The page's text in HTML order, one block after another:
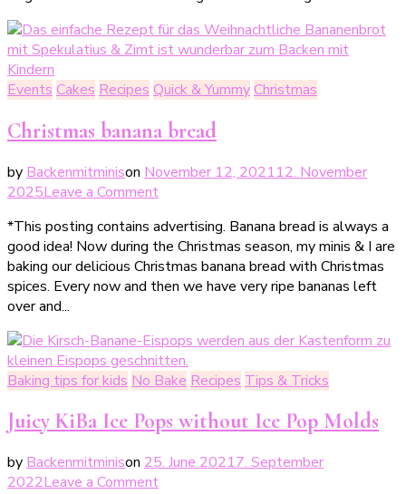
zum
Veganuary
Events Cakes Recipes Quick & YummyChristmas
Christmas banana bread
by Backenmitminison November 12, 202112. November
2025Leave a Commenton
Bananenbrot
*This posting contains advertising. Banana bread is always a
good idea! Now during the Christmas season, my minis & I are
baking our delicious Christmas banana bread with Christmas
spices. Every now and then we have very ripe bananas left
over and...
Baking tips for kids No Bake Recipes Tips & Tricks
Juicy KiBa Ice Pops without Ice Pop Molds
by Backenmitminison 25. June 20217. September
2022Leave a Commenton